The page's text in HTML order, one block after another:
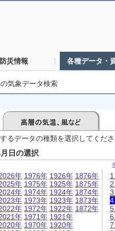
防災情報 各種データ・
気象データ検索
るデータの種類を選択してくだ
日の選択
年
年
年
年
年
年
年
1976年
1975年
1974年
1973年
1972年
1971年
1970年
1926年
1925年
1924年
1923年
1922年
1921年
1920年
1876年
1875年
1874年
1873年
1872年